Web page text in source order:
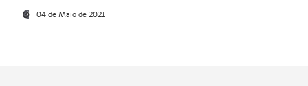
04 de Maio de 2021